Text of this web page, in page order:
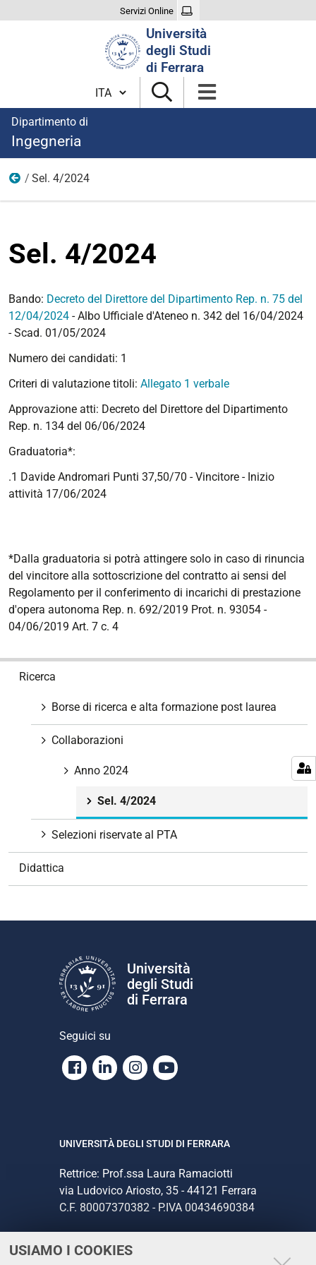
USIAMO I COOKIES
Servizi Online
Università
degli Studi
di Ferrara
Cambia lingua
Dipartimento di
Ingegneria
Anno 2024
Sel. 4/2024
Sel. 4/2024
Bando: Decreto del Direttore del Dipartimento Rep. n. 75 del
12/04/2024 - Albo Ufficiale d'Ateneo n. 342 del 16/04/2024
- Scad. 01/05/2024
Numero dei candidati: 1
Criteri di valutazione titoli: Allegato 1 verbale
Approvazione atti: Decreto del Direttore del Dipartimento
Rep. n. 134 del 06/06/2024
Graduatoria*:
.1 Davide Andromari Punti 37,50/70 - Vincitore - Inizio
attività 17/06/2024
*Dalla graduatoria si potrà attingere solo in caso di rinuncia
del vincitore alla sottoscrizione del contratto ai sensi del
Regolamento per il conferimento di incarichi di prestazione
d'opera autonoma Rep. n. 692/2019 Prot. n. 93054 -
04/06/2019 Art. 7 c. 4
Ricerca
Borse di ricerca e alta formazione post laurea
Collaborazioni
Anno 2024
Sel. 4/2024
Selezioni riservate al PTA
Didattica
Università
degli Studi
di Ferrara
Seguici su
Facebook
LinkedinInstagram
Youtube
UNIVERSITÀ DEGLI STUDI DI FERRARA
Rettrice: Prof.ssa Laura Ramaciotti
via Ludovico Ariosto, 35 - 44121 Ferrara
C.F. 80007370382 - P.IVA 00434690384
CONTATTI